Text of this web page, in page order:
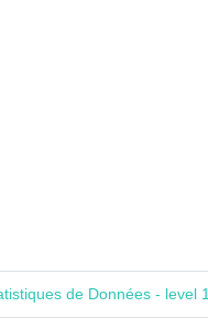
de Données - level 1